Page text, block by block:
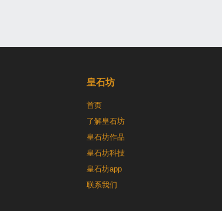
皇石坊
首页
了解皇石坊
皇石坊作品
皇石坊科技
皇石坊app
联系我们